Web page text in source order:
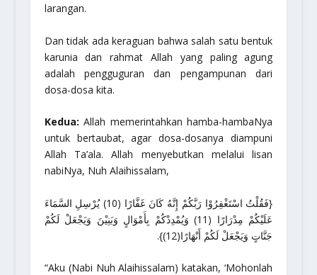
larangan.
Dan tidak ada keraguan bahwa salah satu bentuk
karunia dan rahmat Allah yang paling agung
adalah pengguguran dan pengampunan dari
dosa-dosa kita.
Kedua: Allah memerintahkan hamba-hambaNya
untuk bertaubat, agar dosa-dosanya diampuni
Allah Ta’ala. Allah menyebutkan melalui lisan
nabiNya, Nuh Alaihissalam,
{فَقُلْتُ اسْتَغْفِرُوْا رَبَّكُمْ إِنَّهُ كَانَ غَفَّارًا (10) يُرْسِلِ السَّمَاءَ
عَلَيْكُمْ مِدْرَارًا (11) وَيُمْدِدْكُمْ بِأَمْوَالٍ وَبَنِيْنَ وَيَجْعَلْ لَكُمْ
جَنَّاتٍ وَيَجْعَلْ لَكُمْ أَنْهَارًا(12)}.
“Aku (Nabi Nuh Alaihissalam) katakan, ‘Mohonlah